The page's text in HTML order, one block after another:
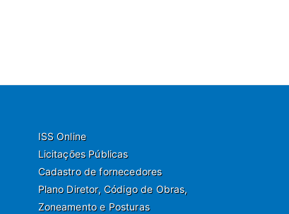
ISS Online
Licitações Públicas
Cadastro de fornecedores
Plano Diretor, Código de Obras,
Zoneamento e Posturas